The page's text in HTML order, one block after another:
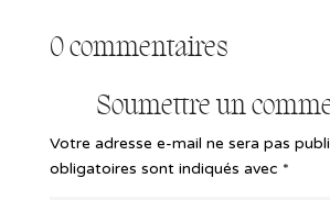
0 commentaires
Soumettre un
Votre adresse e-mail ne sera pas
obligatoires sont indiqués avec *